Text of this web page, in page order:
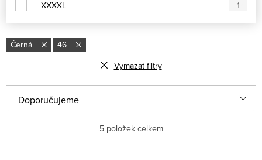
XXXXL
1
Černá
46
Vymazat filtry
ý
a
Doporučujeme
5položek celkem